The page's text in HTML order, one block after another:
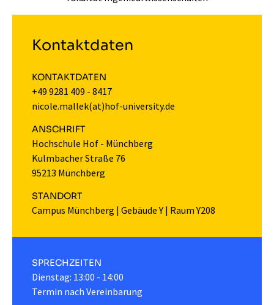
Kontaktdaten
KONTAKTDATEN
+49 9281 409 - 8417
nicole.mallek(at)hof-university.de
ANSCHRIFT
Hochschule Hof - Münchberg
Kulmbacher Straße 76
95213 Münchberg
STANDORT
Campus Münchberg | Gebäude Y | Raum Y208
SPRECHZEITEN
Dienstag: 13:00 - 14:00
Termin nach Vereinbarung